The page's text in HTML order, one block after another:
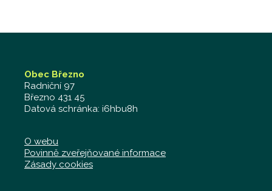
Obec Březno
Radniční 97
Březno 431 45
Datová schránka: i6hbu8h
O webu
Povinně zveřejňované informace
Zásady cookies